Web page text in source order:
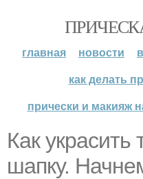
главная новости
как делать
прически и макияж
Как украсить
шапку.